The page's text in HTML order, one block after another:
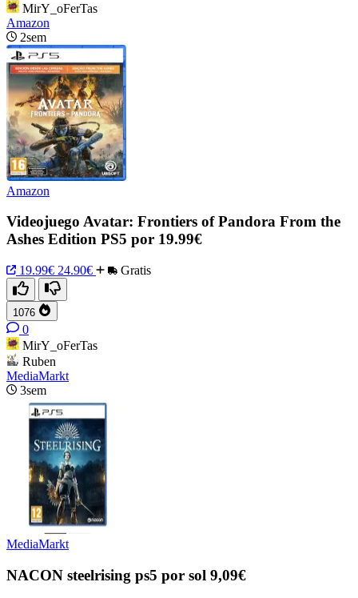
MirY_oFerTas
Amazon
2sem
Amazon
Videojuego Avatar: Frontiers of Pandora From the
Ashes Edition PS5 por 19.99€
19.99€ 24.90€ Gratis
1076
0
MirY_oFerTas
Ruben
MediaMarkt
3sem
MediaMarkt
NACON steelrising ps5 por sol 9,09€